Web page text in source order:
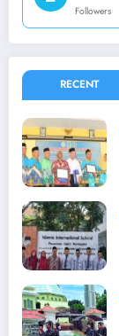
Followers
RECENT